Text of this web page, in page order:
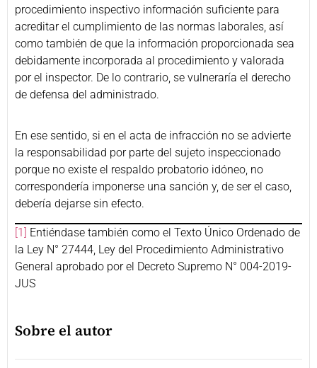
procedimiento inspectivo información suficiente para
acreditar el cumplimiento de las normas laborales, así
como también de que la información proporcionada sea
debidamente incorporada al procedimiento y valorada
por el inspector. De lo contrario, se vulneraría el derecho
de defensa del administrado.
En ese sentido, si en el acta de infracción no se advierte
la responsabilidad por parte del sujeto inspeccionado
porque no existe el respaldo probatorio idóneo, no
correspondería imponerse una sanción y, de ser el caso,
debería dejarse sin efecto.
[1] Entiéndase también como el Texto Único Ordenado de
la Ley N° 27444, Ley del Procedimiento Administrativo
General aprobado por el Decreto Supremo N° 004-2019-
JUS
Sobre el autor